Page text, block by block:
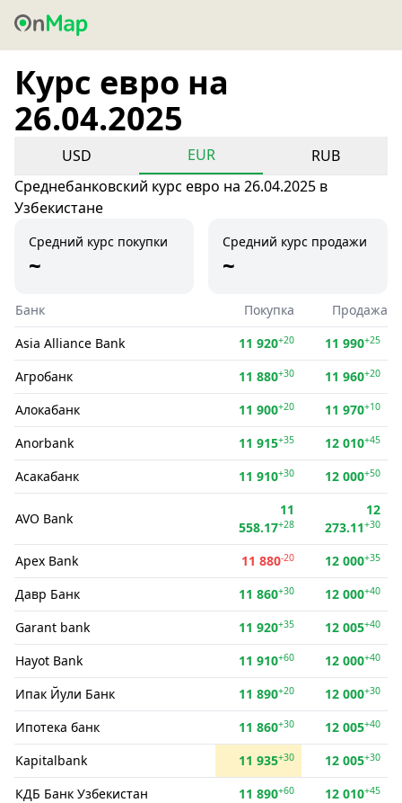
Курс евро на
26.04.2025
USD EUR
RUB
Среднебанковский курс евро на 26.04.2025 в
Узбекистане
Средний курс покупки
~
Средний курс продажи
~
Банк Покупка
Продажа
Asia Alliance Bank
11 920+20 11 990+25
Агробанк 11 880+30 11 960+20
Алокабанк 11 900+20 11 970+10
Anorbank 11 915+35 12 010+45
Асакабанк 11 910+30 12 000+50
AVO Bank
11
558.17+28
12
273.11+30
Apex Bank 11 880-20 12 000+35
Давр Банк 11 860+30 12 000+40
Garant bank 11 920+35 12 005+40
Hayot Bank 11 910+60 12 000+40
Ипак Йули Банк 11 890+20 12 000+30
Ипотека банк 11 860+30 12 005+40
Kapitalbank 11 935+30 12 005+30
КДБ Банк Узбекистан 11 890+60 12 010+45